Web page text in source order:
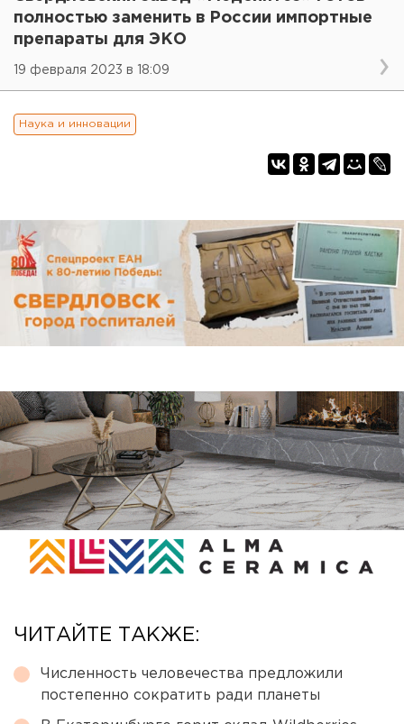
полностью заменить в России импортные
препараты для ЭКО
19 февраля 2023 в 18:09
Наука и инновации
ЧИТАЙТЕ ТАКЖЕ:
Численность человечества предложили
постепенно сократить ради планеты